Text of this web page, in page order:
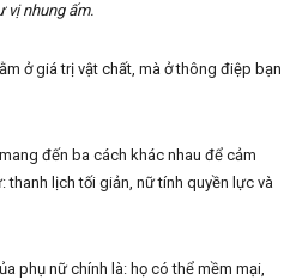
vị nhung ấm.
ở giá trị vật chất, mà ở thông điệp bạn
đến ba cách khác nhau để cảm
thanh lịch tối giản, nữ tính quyền lực và
phụ nữ chính là: họ có thể mềm mại,